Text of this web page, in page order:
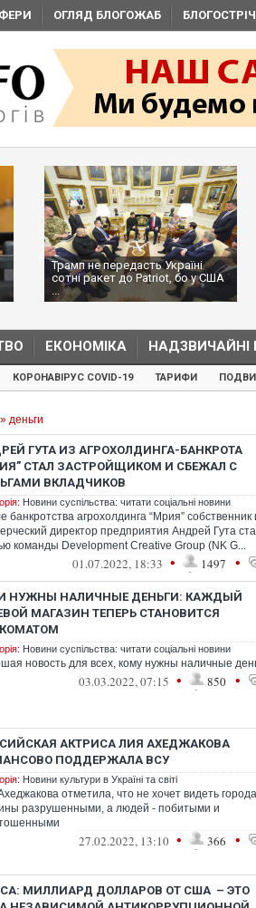
ОГЛЯД БЛОГОЖАБ
Трамп не передасть Україні
сотні ракет до Patriot, бо у США
...
ЕКОНОМІКА НАДЗВИЧАЙНІ
КОРОНАВІРУС COVID-19 ТАРИФИ
» деньги
ГУТА ИЗ АГРОХОЛДИНГА-БАНКРОТА
СТАЛ ЗАСТРОЙЩИКОМ И СБЕЖАЛ С
ВКЛАДЧИКОВ
Новини суспільства: читати соціальні новини
банкротства агрохолдинга “Мрия” собственник
директор предприятия Андрей Гута
команды Development Creative Group (NK G...
01.07.2022, 18:33 • 1497 •
НУЖНЫ НАЛИЧНЫЕ ДЕНЬГИ: КАЖДЫЙ
МАГАЗИН ТЕПЕРЬ СТАНОВИТСЯ
Новини суспільства: читати соціальні новини
новость для всех, кому нужны наличные
03.03.2022, 07:15 • 850 •
АКТРИСА ЛИЯ АХЕДЖАКОВА
ПОДДЕРЖАЛА ВСУ
Новини культури в Україні та світі
отметила, что не хочет видеть города
разрушенными, а людей - побитыми и
27.02.2022, 13:10 • 366 •
МИЛЛИАРД ДОЛЛАРОВ ОТ США – ЭТО